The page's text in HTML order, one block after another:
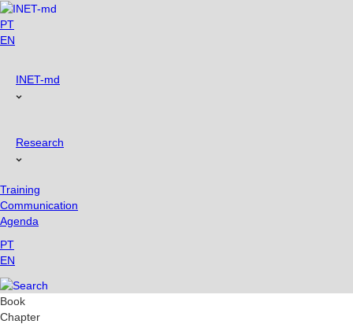
Skip
to
content
PT
EN
INET-md
Research
Training
Communication
Agenda
PT
EN
Book
Chapter